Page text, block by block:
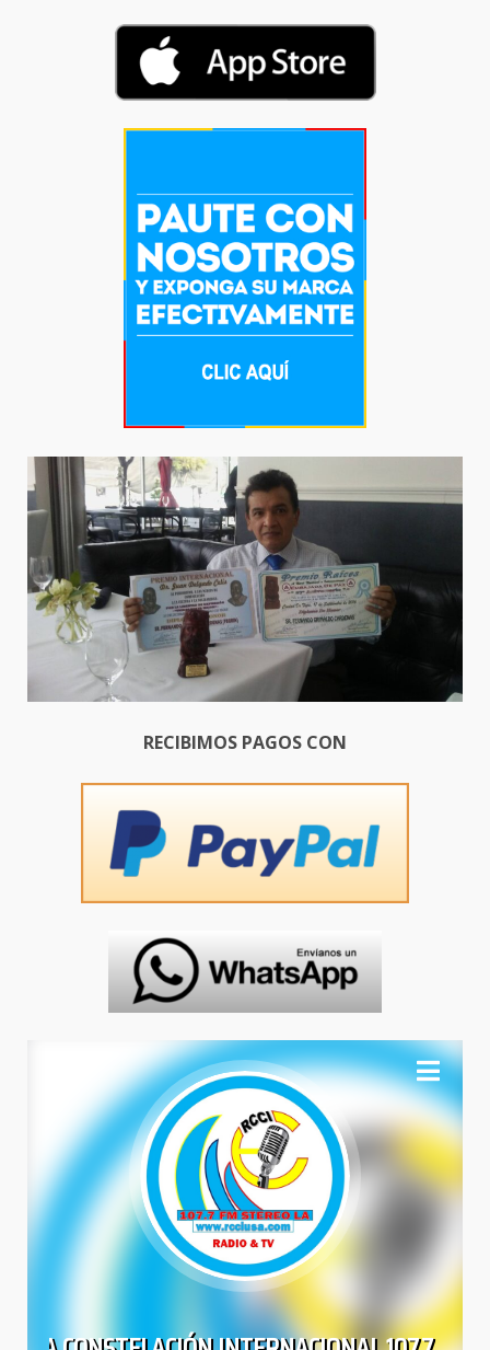
RECIBIMOS PAGOS CON